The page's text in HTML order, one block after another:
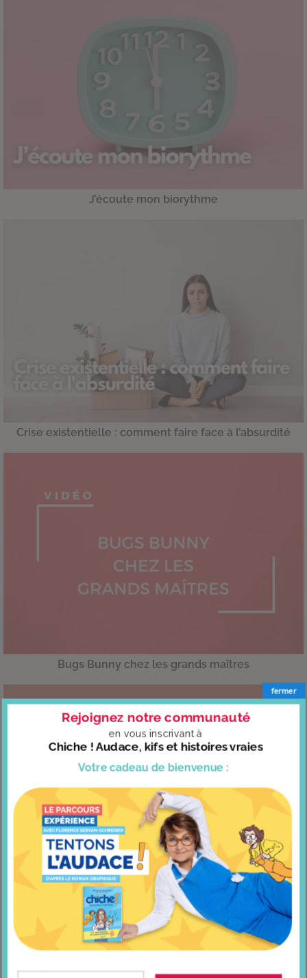
J’écoute mon biorythme
Crise existentielle : comment faire face à l’absurdité
Bugs Bunny chez les grands maîtres
Ces joies qui égayent notre quotidien
Votre cadeau de bienvenue :
Rejoignez notre communauté
en vous inscrivant à
Chiche ! Audace, kifs et histoires vraies
fermer